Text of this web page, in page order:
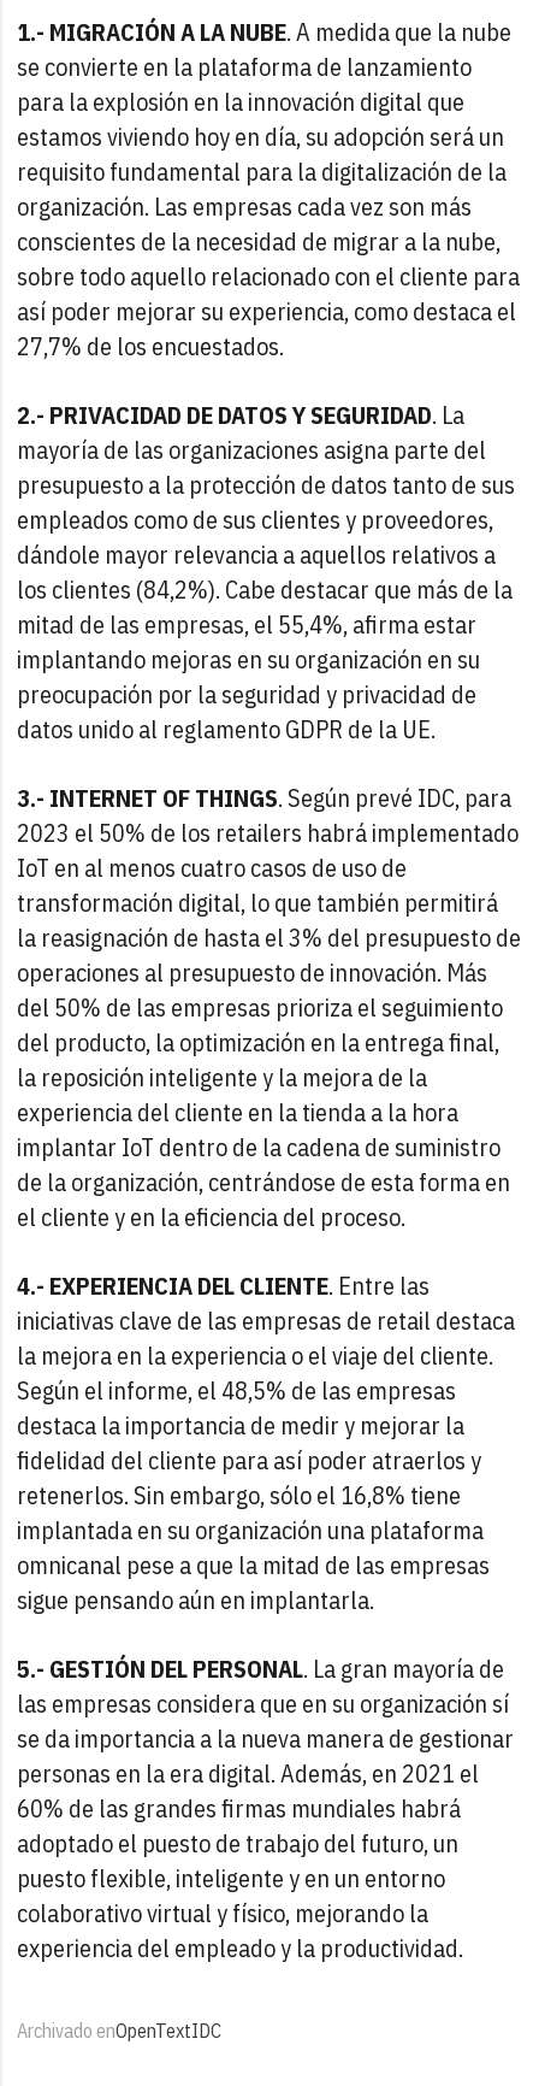
1.- MIGRACIÓN A LA NUBE. A medida que la nube
se convierte en la plataforma de lanzamiento
para la explosión en la innovación digital que
estamos viviendo hoy en día, su adopción será un
requisito fundamental para la digitalización de la
organización. Las empresas cada vez son más
conscientes de la necesidad de migrar a la nube,
sobre todo aquello relacionado con el cliente para
así poder mejorar su experiencia, como destaca el
27,7% de los encuestados.
2.- PRIVACIDAD DE DATOS Y SEGURIDAD. La
mayoría de las organizaciones asigna parte del
presupuesto a la protección de datos tanto de sus
empleados como de sus clientes y proveedores,
dándole mayor relevancia a aquellos relativos a
los clientes (84,2%). Cabe destacar que más de la
mitad de las empresas, el 55,4%, afirma estar
implantando mejoras en su organización en su
preocupación por la seguridad y privacidad de
datos unido al reglamento GDPR de la UE.
3.- INTERNET OF THINGS. Según prevé IDC, para
2023 el 50% de los retailers habrá implementado
IoT en al menos cuatro casos de uso de
transformación digital, lo que también permitirá
la reasignación de hasta el 3% del presupuesto de
operaciones al presupuesto de innovación. Más
del 50% de las empresas prioriza el seguimiento
del producto, la optimización en la entrega final,
la reposición inteligente y la mejora de la
experiencia del cliente en la tienda a la hora
implantar IoT dentro de la cadena de suministro
de la organización, centrándose de esta forma en
el cliente y en la eficiencia del proceso.
4.- EXPERIENCIA DEL CLIENTE. Entre las
iniciativas clave de las empresas de retail destaca
la mejora en la experiencia o el viaje del cliente.
Según el informe, el 48,5% de las empresas
destaca la importancia de medir y mejorar la
fidelidad del cliente para así poder atraerlos y
retenerlos. Sin embargo, sólo el 16,8% tiene
implantada en su organización una plataforma
omnicanal pese a que la mitad de las empresas
sigue pensando aún en implantarla.
5.- GESTIÓN DEL PERSONAL. La gran mayoría de
las empresas considera que en su organización sí
se da importancia a la nueva manera de gestionar
personas en la era digital. Además, en 2021 el
60% de las grandes firmas mundiales habrá
adoptado el puesto de trabajo del futuro, un
puesto flexible, inteligente y en un entorno
colaborativo virtual y físico, mejorando la
experiencia del empleado y la productividad.
Archivado enOpenTextIDC